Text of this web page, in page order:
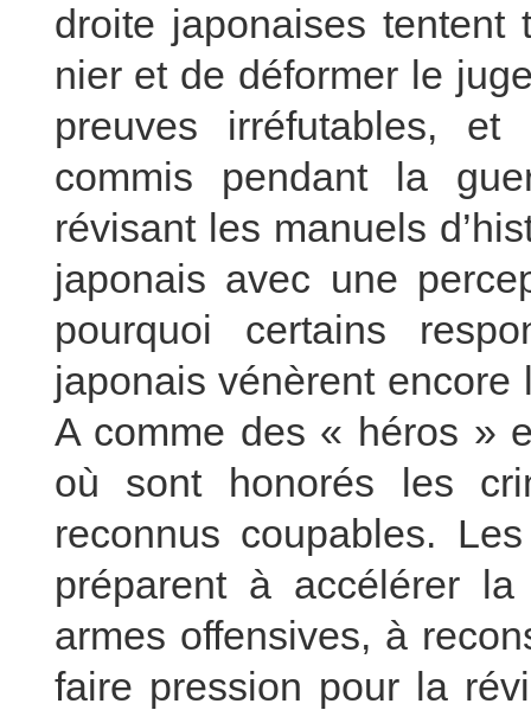
droite japonaises
nier et de déformer le
preuves irréfutables,
commis pendant la
révisant les manuels
japonais avec une
pourquoi certains
japonais vénèrent
A comme des « héros »
où sont honorés les
reconnus coupables.
préparent à accélérer
armes offensives, à
faire pression pour la